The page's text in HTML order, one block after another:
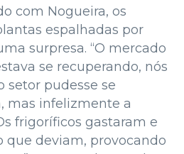
com Nogueira, os
espalhadas por
surpresa. “O mercado
se recuperando, nós
setor pudesse se
mas infelizmente a
frigoríficos gastaram e
que deviam, provocando